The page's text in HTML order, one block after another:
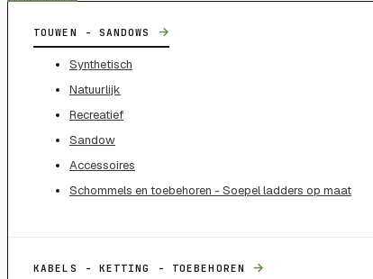
TOUWEN - SANDOWS →
Synthetisch
Natuurlijk
Recreatief
Sandow
Accessoires
Schommels en toebehoren - Soepel ladders op maat
KABELS - KETTING - TOEBEHOREN →